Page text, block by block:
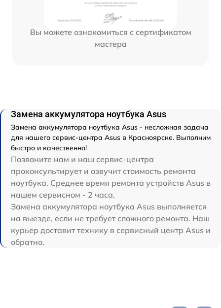
Вы можете ознакомиться с сертификатом
мастера
Замена аккумулятора ноутбука Asus
Замена аккумулятора ноутбука Asus - несложная задача
для нашего сервис-центра Asus в Красноярске. Выполним
быстро и качественно!
Позвоните нам и наш сервис-центра
проконсультирует и озвучит стоимость ремонта
ноутбука. Среднее время ремонта устройств Asus в
нашем сервисном - 2 часа.
Замена аккумулятора ноутбука Asus выполняется
на выезде, если не требует сложного ремонта. Наш
курьер доставит технику в сервисный центр Asus и
обратно.